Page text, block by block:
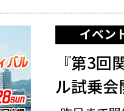
イベン
『第3
ル試乗会